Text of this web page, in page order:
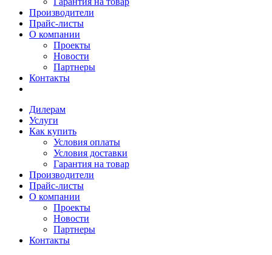
Производители
Прайс-листы
О компании
Проекты
Новости
Партнеры
Контакты
Дилерам
Услуги
Как купить
Условия оплаты
Условия доставки
Гарантия на товар
Производители
Прайс-листы
О компании
Проекты
Новости
Партнеры
Контакты